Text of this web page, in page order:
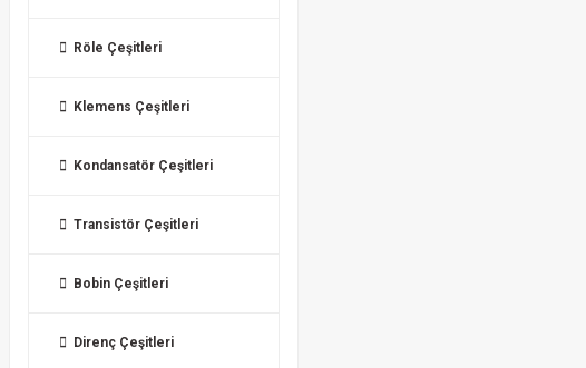
Röle Çeşitleri
Klemens Çeşitleri
Kondansatör Çeşitleri
Transistör Çeşitleri
Bobin Çeşitleri
Direnç Çeşitleri